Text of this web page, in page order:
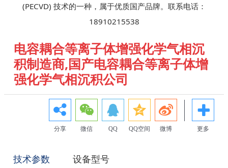
(PECVD) 技术的一种，属于优质国产品牌。联系电话：
18910215538
电容耦合等离子体增强化学气相沉
积制造商,国产电容耦合等离子体增
强化学气相沉积公司
分享 微信 QQ QQ空间 微博 更多
技术参数 设备型号